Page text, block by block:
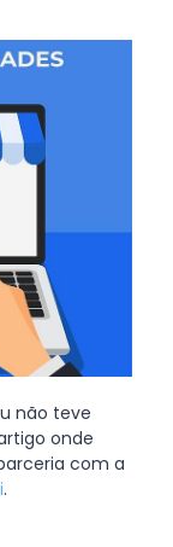
não teve
onde
com a
.